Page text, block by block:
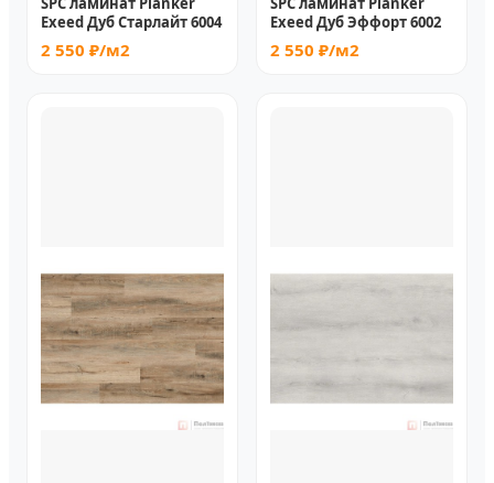
Exeed Дуб Старлайт 6004
2 550 ₽/м2
Exeed Дуб Эффорт 6002
2 550 ₽/м2